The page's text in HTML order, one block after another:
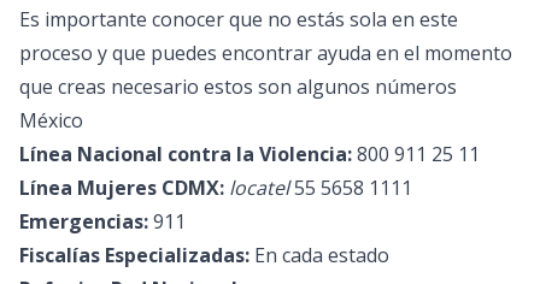
Es importante conocer que no estás sola en este
proceso y que puedes encontrar ayuda en el momento
que creas necesario estos son algunos números
México
Línea Nacional contra la Violencia:800 911 25 11
Línea Mujeres CDMX: locatel55 5658 1111
Emergencias:911
Fiscalías Especializadas: En cada estado